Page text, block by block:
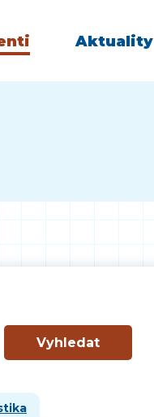
Aktuality
Vyhledat